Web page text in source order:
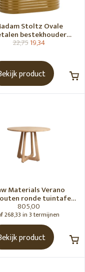
Stoltz Ovale
bestekhouder
Tapenade
22,7519,34
product
Materials Verano
ronde tuintafel -
Ø100 cm
805,00
268,33 in 3 termijnen
product